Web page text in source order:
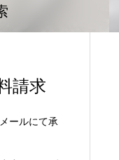
請求
ールにて承